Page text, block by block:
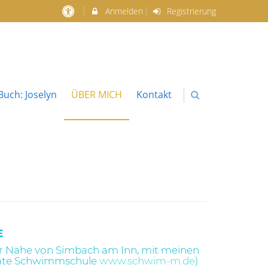
Anmelden Registrierung
Joselyn ÜBER MICH Kontakt
Nähe von Simbach am Inn, mit meinen
Schwimmschulewww.schwim-m.de)